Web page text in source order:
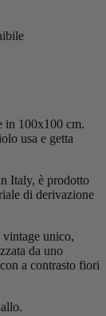
in 100x100 cm.
usa e getta
Italy, è prodotto
di derivazione
unico,
da uno
a contrasto fiori